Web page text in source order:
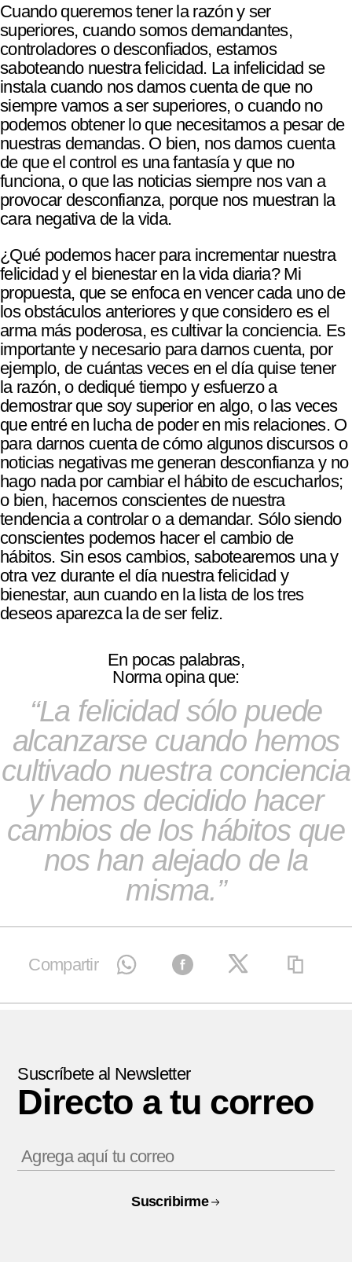
Cuando queremos tener la razón y ser
superiores, cuando somos demandantes,
controladores o desconfiados, estamos
saboteando nuestra felicidad. La infelicidad se
instala cuando nos damos cuenta de que no
siempre vamos a ser superiores, o cuando no
podemos obtener lo que necesitamos a pesar de
nuestras demandas. O bien, nos damos cuenta
de que el control es una fantasía y que no
funciona, o que las noticias siempre nos van a
provocar desconfianza, porque nos muestran la
cara negativa de la vida.
¿Qué podemos hacer para incrementar nuestra
felicidad y el bienestar en la vida diaria? Mi
propuesta, que se enfoca en vencer cada uno de
los obstáculos anteriores y que considero es el
arma más poderosa, es cultivar la conciencia. Es
importante y necesario para darnos cuenta, por
ejemplo, de cuántas veces en el día quise tener
la razón, o dediqué tiempo y esfuerzo a
demostrar que soy superior en algo, o las veces
que entré en lucha de poder en mis relaciones. O
para darnos cuenta de cómo algunos discursos o
noticias negativas me generan desconfianza y no
hago nada por cambiar el hábito de escucharlos;
o bien, hacernos conscientes de nuestra
tendencia a controlar o a demandar. Sólo siendo
conscientes podemos hacer el cambio de
hábitos. Sin esos cambios, sabotearemos una y
otra vez durante el día nuestra felicidad y
bienestar, aun cuando en la lista de los tres
deseos aparezca la de ser feliz.
En pocas palabras,
Norma opina que:
La felicidad sólo puede
alcanzarse cuando hemos
cultivado nuestra conciencia
y hemos decidido hacer
cambios de los hábitos que
nos han alejado de la
misma.
Compartir
Suscríbete al Newsletter
Directo a tu correo
Suscribirme